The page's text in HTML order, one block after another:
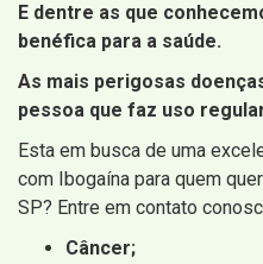
E dentre as que
benéfica para a saúde.
As mais perigosas
pessoa que faz uso
Esta em busca de uma
com Ibogaína para quem
SP? Entre em contato
Câncer;